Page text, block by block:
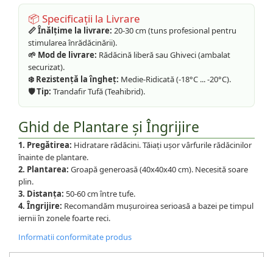
📦 Specificații la Livrare
📏 Înălțime la livrare: 20-30 cm (tuns profesional pentru
stimularea înrădăcinării).
🌱 Mod de livrare: Rădăcină liberă sau Ghiveci (ambalat
securizat).
❄️ Rezistență la îngheț: Medie-Ridicată (-18°C ... -20°C).
🛡️ Tip: Trandafir Tufă (Teahibrid).
Ghid de Plantare și Îngrijire
1. Pregătirea: Hidratare rădăcini. Tăiați ușor vârfurile rădăcinilor
înainte de plantare.
2. Plantarea: Groapă generoasă (40x40x40 cm). Necesită soare
plin.
3. Distanța: 50-60 cm între tufe.
4. Îngrijire: Recomandăm mușuroirea serioasă a bazei pe timpul
iernii în zonele foarte reci.
Informatii conformitate produs